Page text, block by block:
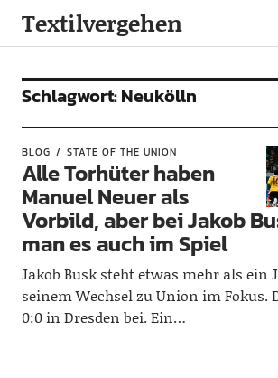
Textilvergehen
Schlagwort:Neukölln
BLOG STATE OF THE UNION
Alle Torhüter haben
Manuel Neuer als
Vorbild, aber bei Jakob
man es auch im Spiel
Jakob Busk steht etwas mehr als ein
seinem Wechsel zu Union im Fokus.
0:0 in Dresden bei. Ein…